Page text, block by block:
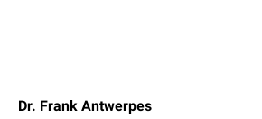
Dr. Frank Antwerpes